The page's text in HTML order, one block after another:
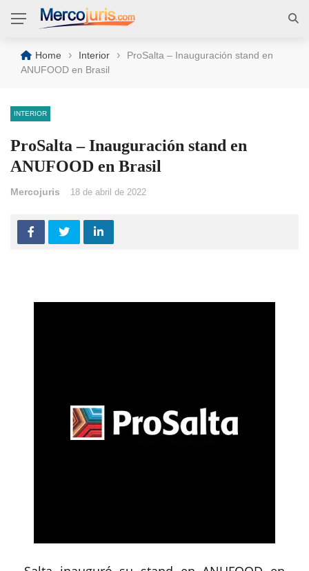
Home › Interior ›
ProSalta – Inauguración stand en
ANUFOOD en Brasil
INTERIOR
ProSalta – Inauguración stand en
ANUFOOD en Brasil
Mercojuris 18 de abril de 2022